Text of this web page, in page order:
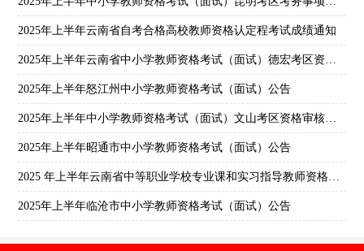
2025年上半年云南省自考合格高校教师资格认定程考试成绩通知
2025年上半年怒江州中小学教师资格考试（面试）公告
2025年上半年昭通市中小学教师资格考试（面试）公告
2025年上半年临沧市中小学教师资格考试（面试）公告